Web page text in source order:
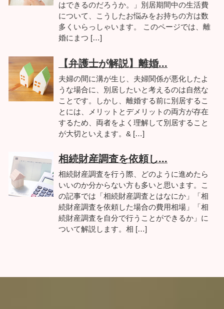
はできるのだろうか。」別居期間中の生活費
について、こうしたお悩みをお持ちの方は数
多くいらっしゃいます。 このページでは、離
婚にまつ […]
【弁護士が解説】離婚...
夫婦の間に溝が生じ、夫婦関係が悪化したよ
うな場合に、別居したいと考えるのは自然な
ことです。しかし、離婚する前に別居するこ
とには、メリットとデメリットの両方が存在
するため、両者をよく理解して別居すること
が大切といえます。& […]
相続財産調査を依頼し...
相続財産調査を行う際、どのように進めたら
いいのか分からない方も多いと思います。こ
の記事では「相続財産調査とはなにか」「相
続財産調査を依頼した場合の費用相場」「相
続財産調査を自分で行うことができるか」に
ついて解説します。相 […]